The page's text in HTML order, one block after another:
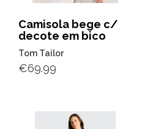
Camisola bege c/
decote em bico
Tom Tailor
€69.99